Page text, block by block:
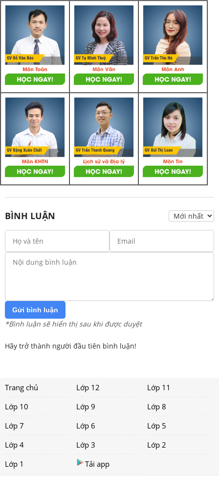
BÌNH LUẬN
Gửi bình luận
*Bình luận sẽ hiển thị sau khi được duyệt
Hãy trở thành người đầu tiên bình luận!
Trang chủ Lớp 12
Lớp 11
Lớp 10
Lớp 9
Lớp 8
Lớp 7
Lớp 6
Lớp 5
Lớp 4
Lớp 3
Lớp 2
Lớp 1
Tải app